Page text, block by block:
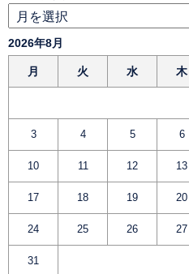
2026年8月
月 火 水 木
3 4 5 6
10 11 12 13
17 18 19 20
24 25 26 27
31